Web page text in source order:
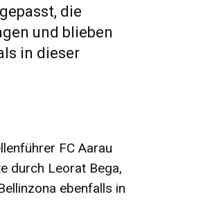
die
und blieben
in dieser
FC Aarau
durch Leorat Bega,
ebenfalls in